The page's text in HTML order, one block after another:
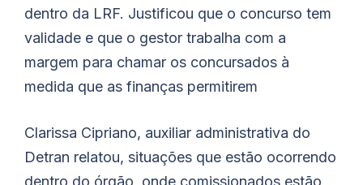
dentro da LRF. Justificou que o concurso tem
validade e que o gestor trabalha com a
margem para chamar os concursados à
medida que as finanças permitirem
Clarissa Cipriano, auxiliar administrativa do
Detran relatou, situações que estão ocorrendo
dentro do órgão, onde comissionados estão